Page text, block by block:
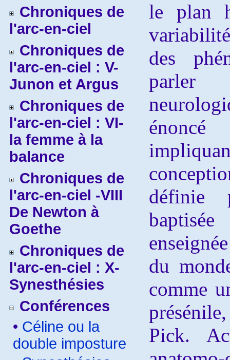
Chroniques de
l'arc-en-ciel
Chroniques de
l'arc-en-ciel : V-
Junon et Argus
Chroniques de
l'arc-en-ciel : VI-
la femme à la
balance
Chroniques de
l'arc-en-ciel -VIII
De Newton à
Goethe
Chroniques de
l'arc-en-ciel : X-
Synesthésies
Conférences
• Céline ou la
double imposture
le plan
des
définie
du
comme
Pick.